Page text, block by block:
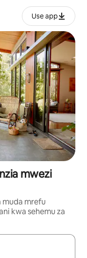
Use app
mwezi
muda mrefu
kwa sehemu za
kwa kutumia vitufe vya